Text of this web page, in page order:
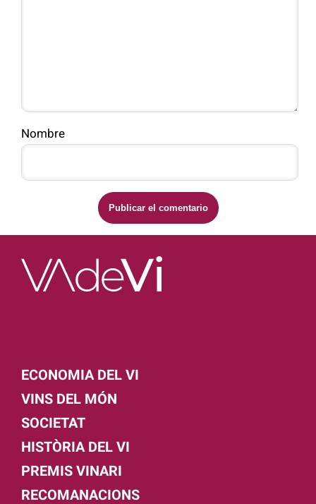
Nombre
ECONOMIA DEL VI
VINS DEL MÓN
SOCIETAT
HISTÒRIA DEL VI
PREMIS VINARI
RECOMANACIONS